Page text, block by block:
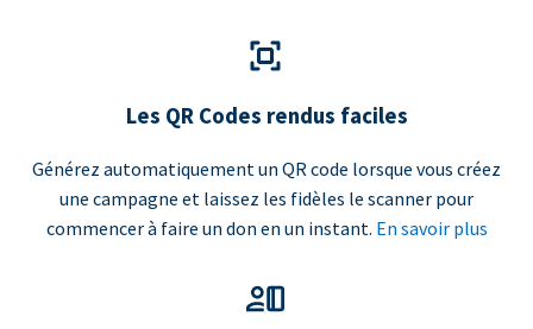
Les QR Codes rendus faciles
Générez automatiquement un QR code lorsque vous créez
une campagne et laissez les fidèles le scanner pour
commencer à faire un don en un instant. En savoir plus